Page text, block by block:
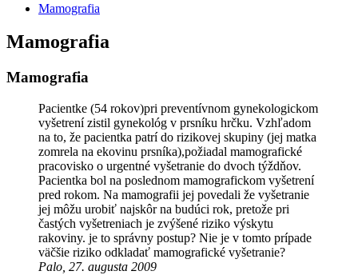
Mamografia
Mamografia
Mamografia
Pacientke (54 rokov)pri preventívnom gynekologickom
vyšetrení zistil gynekológ v prsníku hrčku. Vzhľadom
na to, že pacientka patrí do rizikovej skupiny (jej matka
zomrela na ekovinu prsníka),požiadal mamografické
pracovisko o urgentné vyšetranie do dvoch týždňov.
Pacientka bol na poslednom mamografickom vyšetrení
pred rokom. Na mamografii jej povedali že vyšetranie
jej môžu urobiť najskôr na budúci rok, pretože pri
častých vyšetreniach je zvýšené riziko výskytu
rakoviny. je to správny postup? Nie je v tomto prípade
väčšie riziko odkladať mamografické vyšetranie?
Palo, 27. augusta 2009